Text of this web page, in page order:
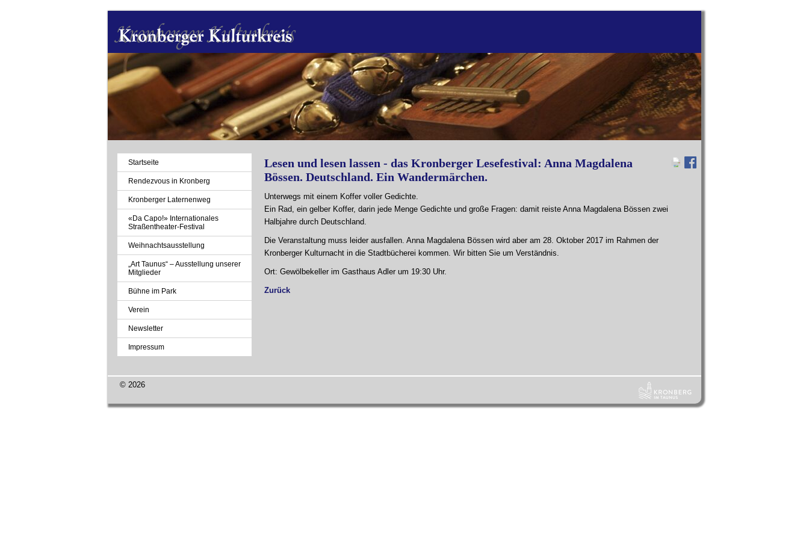
Lesen und lesen lassen - das Kronberger Lesefestival: Anna Magdalena
Bössen. Deutschland. Ein Wandermärchen.
Unterwegs mit einem Koffer voller Gedichte.
Ein Rad, ein gelber Koffer, darin jede Menge Gedichte und große Fragen: damit reiste Anna Magdalena Bössen zwei
Halbjahre durch Deutschland.
Die Veranstaltung muss leider ausfallen. Anna Magdalena Bössen wird aber am 28. Oktober 2017 im Rahmen der
Kronberger Kulturnacht in die Stadtbücherei kommen. Wir bitten Sie um Verständnis.
Ort: Gewölbekeller im Gasthaus Adler um 19:30 Uhr.
Zurück
Navigation
überspringen
Startseite
Rendezvous in Kronberg
Kronberger Laternenweg
«Da Capo!» Internationales
Straßentheater-Festival
Weihnachtsausstellung
„Art Taunus“ – Ausstellung unserer
Mitglieder
Bühne im Park
Verein
Newsletter
Impressum
© 2026